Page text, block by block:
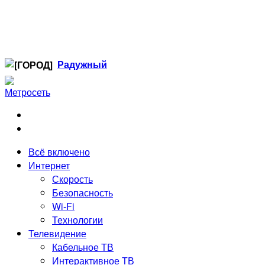
Радужный
Лангепас
Радужный
Сургут
Стрежевой
Тюмень
Всё включено
Интернет
Скорость
Безопасность
Wi-Fi
Технологии
Телевидение
Кабельное ТВ
Интерактивное ТВ